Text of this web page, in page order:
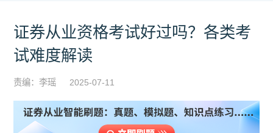
证券从业资格考试好过吗？各类考
试难度解读
责编：李瑶 2025-07-11